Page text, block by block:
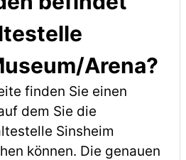
Arena?
finden Sie einen
dem Sie die
Sinsheim
können. Die genauen